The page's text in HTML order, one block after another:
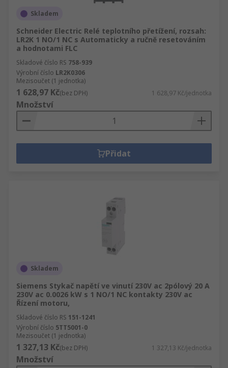
Skladem
Schneider Electric Relé teplotního přetížení, rozsah:
LR2K 1 NO/1 NC s Automaticky a ručně resetováním
a hodnotami FLC
Skladové číslo RS 758-939
Výrobní číslo LR2K0306
Mezisoučet (1 jednotka)
1 628,97 Kč(bez DPH) 1 628,97 Kč/jednotka
Množství
Přidat
Skladem
Siemens Stykač napětí ve vinutí 230V ac 2pólový 20 A
230V ac 0.0026 kW s 1 NO/1 NC kontakty 230V ac
Řízení motoru,
Skladové číslo RS 151-1241
Výrobní číslo 5TT5001-0
Mezisoučet (1 jednotka)
1 327,13 Kč(bez DPH) 1 327,13 Kč/jednotka
Množství